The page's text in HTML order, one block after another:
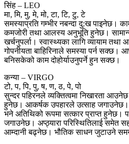
सिंह – LEO
मा, मि, मु, मे, मो, टा, टि, टु, टे
समस्याप्रति गम्भीर नबन्दा दु:ख पाइनेछ।
कमजोरी तथा आलस्य अनुभूति हुनेछ।
खर्चनुपर्ला। स्वास्थ्यका लागि व्यायाम तथा
गोपनीयता बाहिरिनाले समस्या पर्न सक्छ।
बनिसकेको काम दोहोर्याउनुपर्ने हुन सक्छ।
कन्या – VIRGO
टो, प, पि, पु, ष, ण, ठ, पे, पो
सुन्दर पहिरनले व्यक्तित्वमा निखारता
हुनेछ। आकर्षक उपहारले उत्साह जगाउनेछ।
भने अतिथिको रूपमा सत्कार प्राप्त हुनेछ।
जगाउनेछ। अप्ठ्यारा परिस्थितिलाई समेत
आम्दानी बढ्नेछ। भौतिक साधन जुटाउने